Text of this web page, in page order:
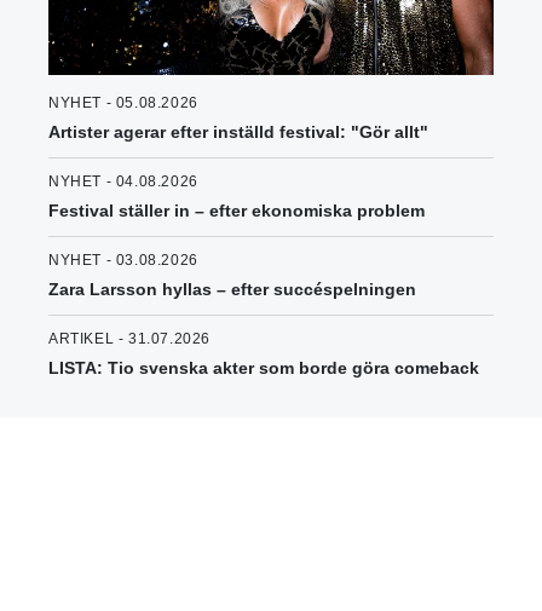
NYHET - 05.08.2026
Artister agerar efter inställd festival: "Gör allt"
NYHET - 04.08.2026
Festival ställer in – efter ekonomiska problem
NYHET - 03.08.2026
Zara Larsson hyllas – efter succéspelningen
ARTIKEL - 31.07.2026
LISTA: Tio svenska akter som borde göra comeback